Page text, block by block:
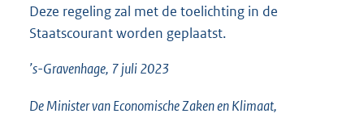
Deze regeling zal met de toelichting in de
Staatscourant worden geplaatst.
’s-Gravenhage, 7 juli 2023
De Minister van Economische Zaken en Klimaat,